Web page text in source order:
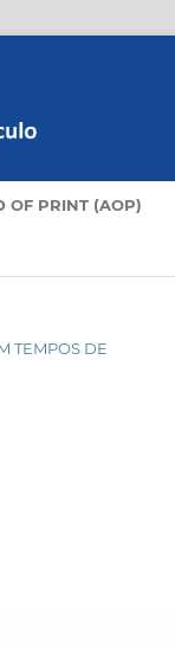
OF PRINT (AOP)
TEMPOS DE